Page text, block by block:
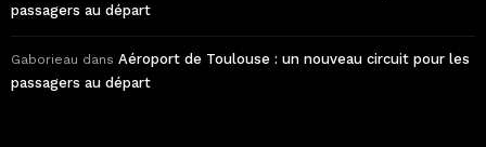
passagers au départ
Gaborieau dans Aéroport de Toulouse : un nouveau circuit pour les
passagers au départ